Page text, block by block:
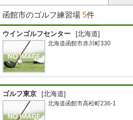
函館市のゴルフ練習場 5件
ウインゴルフセンター [北海道]
北海道函館市赤川町330
ゴルフ東京 [北海道]
北海道函館市高松町236-1